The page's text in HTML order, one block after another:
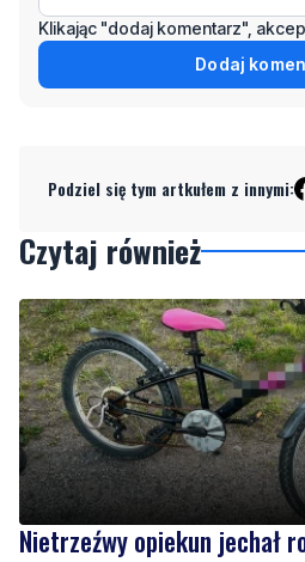
Nietrzeźwy opiekun jechał
Dziewczynka nie miała